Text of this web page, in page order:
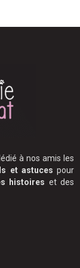
à nos amis les
et astuces pour
histoires et des